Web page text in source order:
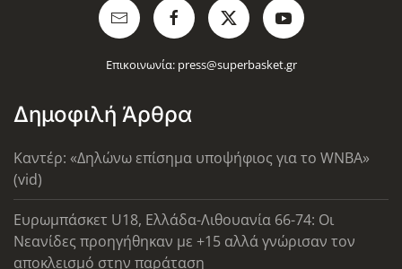
Επικοινωνία: press@superbasket.gr
Δημοφιλή Άρθρα
Καντέρ: «Δηλώνω επίσημα υποψήφιος για το WNBA»
(vid)
Ευρωμπάσκετ U18, Ελλάδα-Λιθουανία 66-74: Οι
Νεανίδες προηγήθηκαν με +15 αλλά γνώρισαν τον
αποκλεισμό στην παράταση